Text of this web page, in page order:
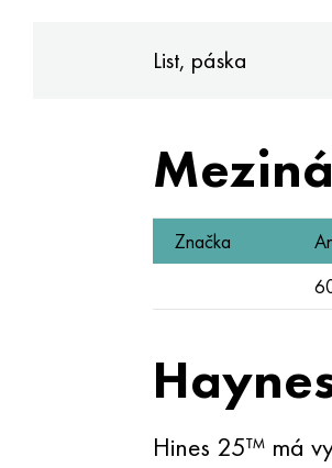
List, páska
Značka
Hines 25™ má